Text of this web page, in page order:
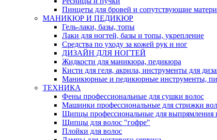
Пинцеты для бровей и сопутствующие
МАНИКЮР И ПЕДИКЮР
Гель-лаки, базы, топы
Лаки для ногтей, базы и топы, укрепление
Средства по уходу за кожей рук и ног
ДИЗАЙН ДЛЯ НОГТЕЙ
Жидкости для маникюра, педикюра
Кисти для геля, акрила, инструменты для
Маникюрные и педикюрные инструменты,
ТЕХНИКА
Фены профессиональные для сушки волос
Машинки профессиональные для стрижки
Щипцы профессиональные для выпрямления
Щипцы для волос "гофре"
Плойки для волос